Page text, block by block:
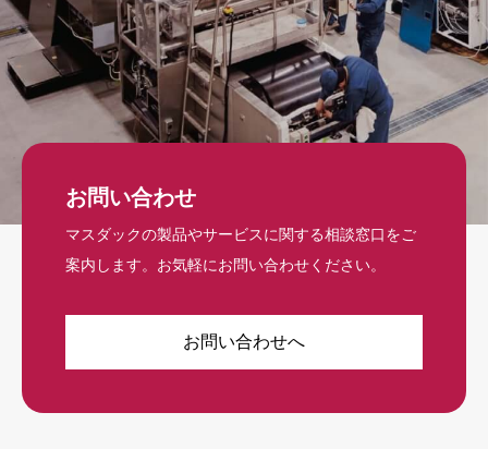
お問い合わせ
マスダックの製品やサービスに関する相談窓口をご
案内します。お気軽にお問い合わせください。
お問い合わせへ